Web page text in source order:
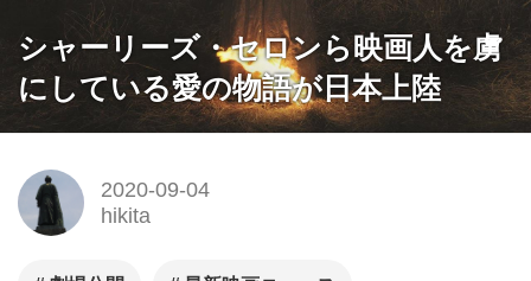
シャーリーズ・セロンら映画人を虜
にしている愛の物語が日本上陸
2020-09-04
hikita